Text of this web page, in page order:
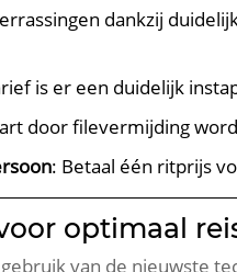
dankzij
is er een duidelijk
door filevermijding
: Betaal één ritprijs
optimaal
van de nieuwste